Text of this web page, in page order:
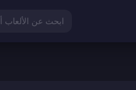
ابحث عن الألعاب